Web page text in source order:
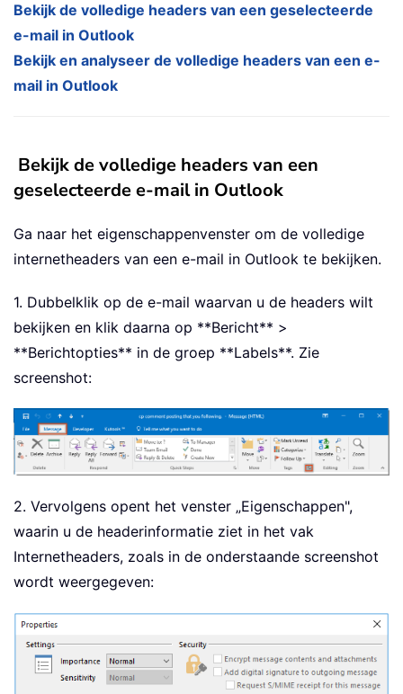
Bekijk de volledige headers van een geselecteerde
e-mail in Outlook
Bekijk en analyseer de volledige headers van een e-
mail in Outlook
Bekijk de volledige headers van een
geselecteerde e-mail in Outlook
Ga naar het eigenschappenvenster om de volledige
internetheaders van een e-mail in Outlook te bekijken.
1. Dubbelklik op de e-mail waarvan u de headers wilt
bekijken en klik daarna op **Bericht** >
**Berichtopties** in de groep **Labels**. Zie
screenshot:
2. Vervolgens opent het venster „Eigenschappen",
waarin u de headerinformatie ziet in het vak
Internetheaders, zoals in de onderstaande screenshot
wordt weergegeven: